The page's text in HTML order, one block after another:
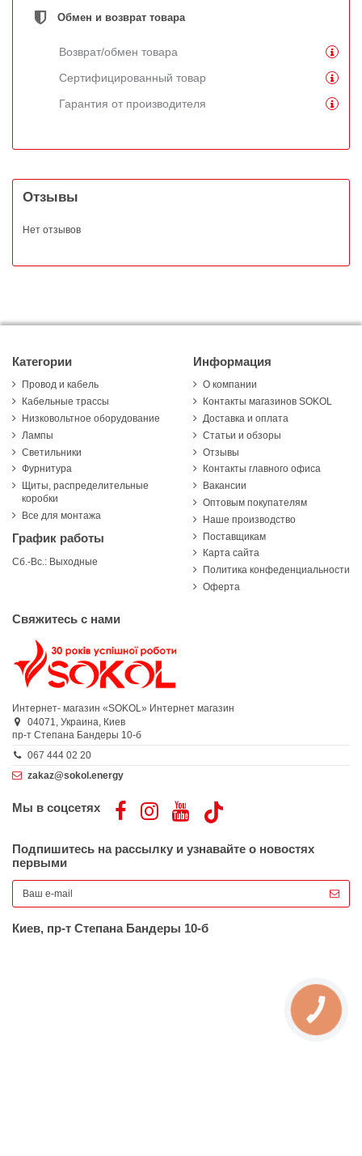
Обмен и возврат товара
Возврат/обмен товара
Сертифицированный товар
Гарантия от производителя
Отзывы
Нет отзывов
Категории
Провод и кабель
Кабельные трассы
Низковольтное оборудование
Лампы
Светильники
Фурнитура
Щиты, распределительные
коробки
Все для монтажа
График работы
Сб.-Вс.: Выходные
Информация
О компании
Контакты магазинов SOKOL
Доставка и оплата
Статьи и обзоры
Отзывы
Контакты главного офиса
Вакансии
Оптовым покупателям
Наше производство
Поставщикам
Карта сайта
Политика конфеденциальности
Оферта
Свяжитесь с нами
Интернет- магазин «SOKOL» Интернет магазин
04071, Украина, Киев
пр-т Степана Бандеры 10-б
067 444 02 20
zakaz@sokol.energy
Мы в соцсетях
Подпишитесь на рассылку и узнавайте о новостях
первыми
Киев, пр-т Степана Бандеры 10-б
КНОПКА
ЗВ'ЯЗКУ